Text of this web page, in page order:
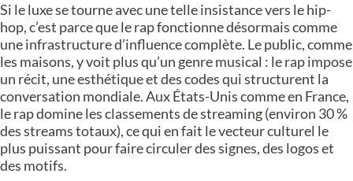
Si le luxe se tourne avec une telle insistance vers le hip-
hop, c’est parce que le rap fonctionne désormais comme
une infrastructure d’influence complète. Le public, comme
les maisons, y voit plus qu’un genre musical : le rap impose
un récit, une esthétique et des codes qui structurent la
conversation mondiale. Aux États-Unis comme en France,
le rap domine les classements de streaming (environ 30 %
des streams totaux), ce qui en fait le vecteur culturel le
plus puissant pour faire circuler des signes, des logos et
des motifs.